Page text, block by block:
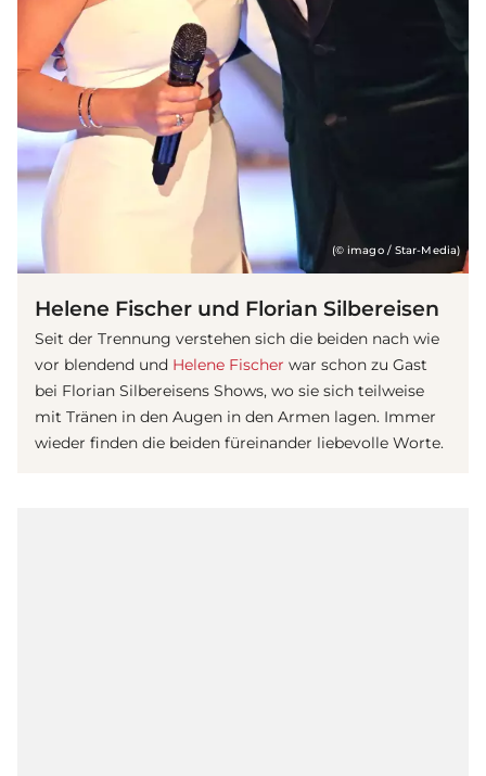
(© imago / Star-Media)
Helene Fischer und Florian Silbereisen
Seit der Trennung verstehen sich die beiden nach wie
vor blendend und Helene Fischer war schon zu Gast
bei Florian Silbereisens Shows, wo sie sich teilweise
mit Tränen in den Augen in den Armen lagen. Immer
wieder finden die beiden füreinander liebevolle Worte.